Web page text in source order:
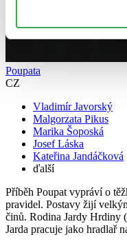
Poupata
CZ
Vladimír Javorský
Malgorzata Pikus
Marika Šoposká
Josef Láska
Kateřina Jandáčková
ďalší
Příběh Poupat vypráví o
pravidel. Postavy žijí
činů. Rodina Jardy Hrdiny
Jarda pracuje jako hradlař